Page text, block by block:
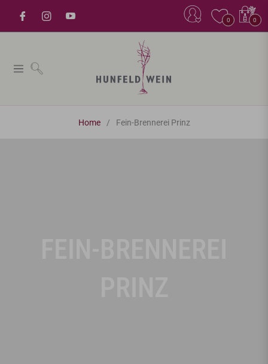
0 0
Navigation
Home / Fein-Brennerei Prinz